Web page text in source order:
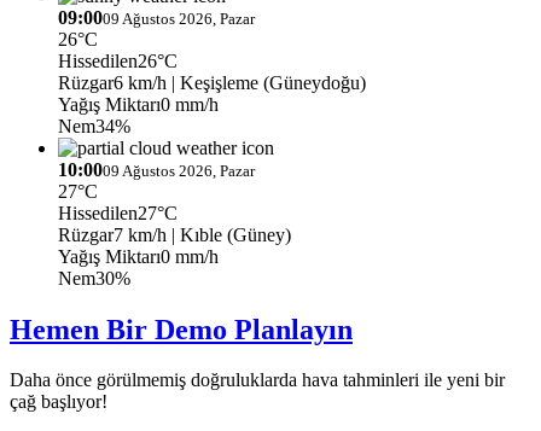
09:0009 Ağustos 2026, Pazar
26°C
Hissedilen26°C
Rüzgar6 km/h | Keşişleme (Güneydoğu)
Yağış Miktarı0 mm/h
Nem34%
10:0009 Ağustos 2026, Pazar
27°C
Hissedilen27°C
Rüzgar7 km/h | Kıble (Güney)
Yağış Miktarı0 mm/h
Nem30%
Hemen Bir Demo Planlayın
Daha önce görülmemiş doğruluklarda hava tahminleri ile yeni bir
çağ başlıyor!